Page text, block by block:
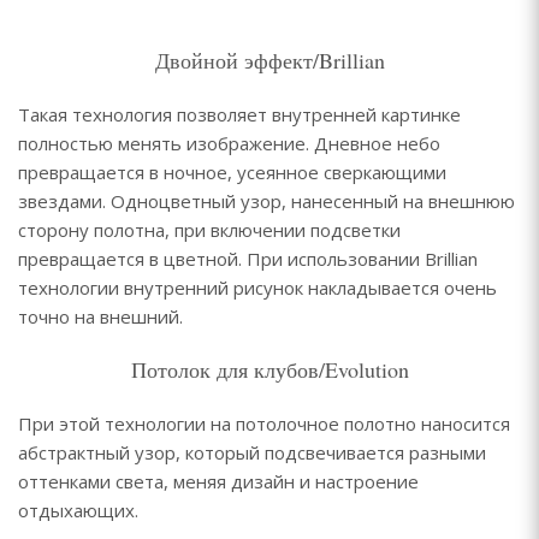
Двойной эффект/Brillian
Такая технология позволяет внутренней картинке
полностью менять изображение. Дневное небо
превращается в ночное, усеянное сверкающими
звездами. Одноцветный узор, нанесенный на внешнюю
сторону полотна, при включении подсветки
превращается в цветной. При использовании Brillian
технологии внутренний рисунок накладывается очень
точно на внешний.
Потолок для клубов/Evolution
При этой технологии на потолочное полотно наносится
абстрактный узор, который подсвечивается разными
оттенками света, меняя дизайн и настроение
отдыхающих.